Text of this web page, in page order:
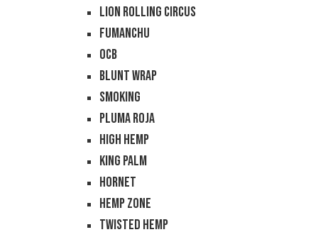
Lion Rolling Circus
Fumanchu
OCB
Blunt Wrap
Smoking
Pluma Roja
High Hemp
King Palm
Hornet
Hemp Zone
Twisted Hemp